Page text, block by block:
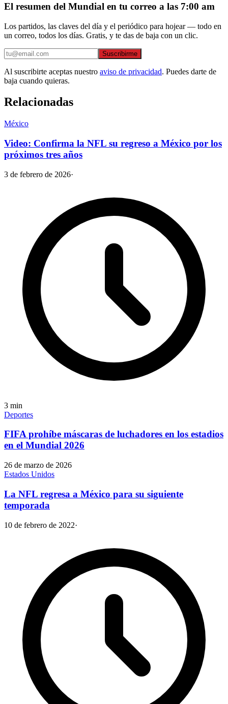
El resumen del Mundial en tu correo a las 7:00 am
Los partidos, las claves del día y el periódico para hojear — todo en
un correo, todos los días. Gratis, y te das de baja con un clic.
Suscribirme
Al suscribirte aceptas nuestro aviso de privacidad. Puedes darte de
baja cuando quieras.
Relacionadas
México
Video: Confirma la NFL su regreso a México por los
próximos tres años
3 de febrero de 2026·
3 min
Deportes
FIFA prohíbe máscaras de luchadores en los estadios
en el Mundial 2026
26 de marzo de 2026
Estados Unidos
La NFL regresa a México para su siguiente
temporada
10 de febrero de 2022·